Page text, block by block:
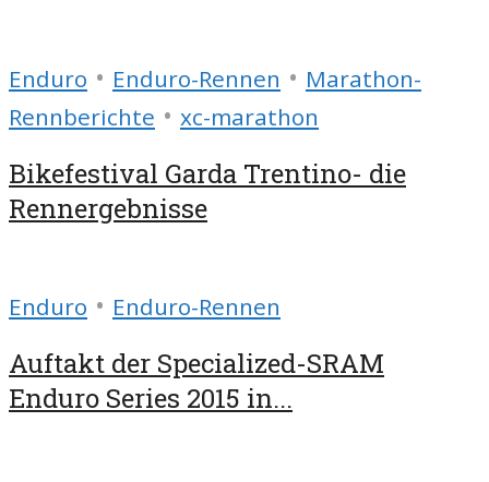
Enduro • Enduro-Rennen • Marathon-
Rennberichte • xc-marathon
Bikefestival Garda Trentino- die
Rennergebnisse
Enduro • Enduro-Rennen
Auftakt der Specialized-SRAM
Enduro Series 2015 in...